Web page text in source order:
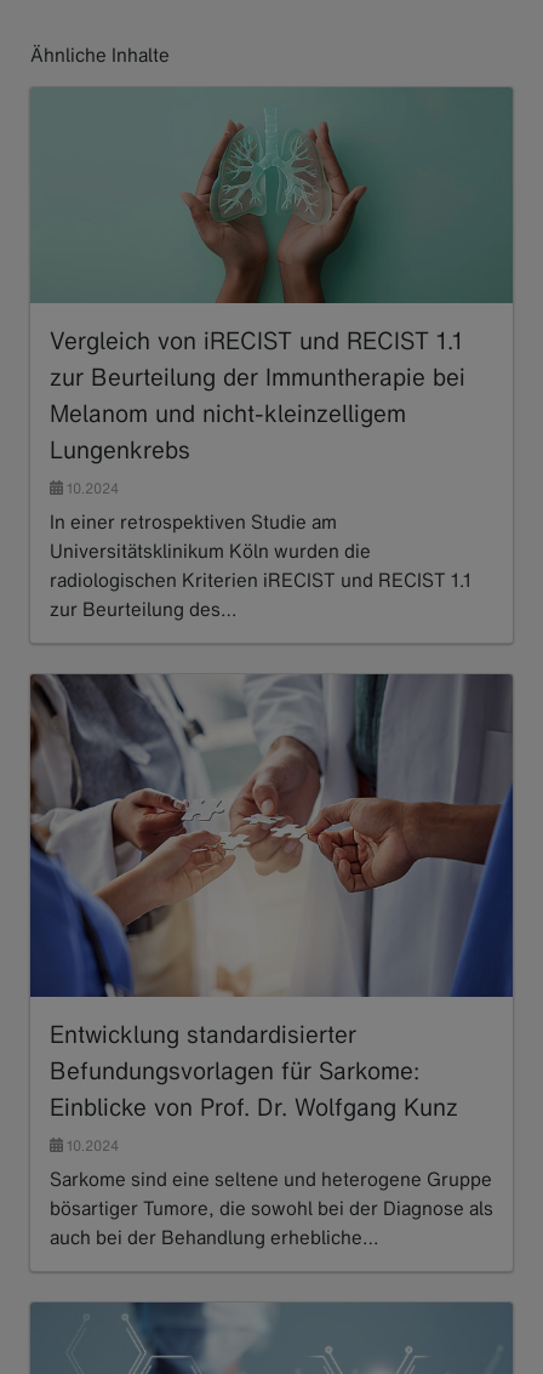
Ähnliche Inhalte
Vergleich von iRECIST und RECIST 1.1
zur Beurteilung der Immuntherapie bei
Melanom und nicht-kleinzelligem
Lungenkrebs
10.2024
In einer retrospektiven Studie am
Universitätsklinikum Köln wurden die
radiologischen Kriterien iRECIST und RECIST 1.1
zur Beurteilung des…
Entwicklung standardisierter
Befundungsvorlagen für Sarkome:
Einblicke von Prof. Dr. Wolfgang Kunz
10.2024
Sarkome sind eine seltene und heterogene Gruppe
bösartiger Tumore, die sowohl bei der Diagnose als
auch bei der Behandlung erhebliche…